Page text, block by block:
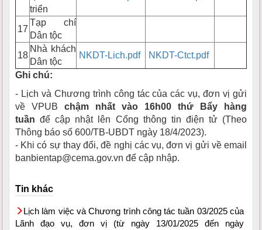
triển
17
Tạp chí
Dân tộc
18
Nhà khách
Dân tộc
NKDT-Lich.pdf
NKDT-Ctct.pdf
Ghi chú:
- Lịch và Chương trình công tác của các vụ, đơn vị gửi
về VPUB chậm nhất vào 16h00 thứ Bẩy hàng
tuần để cập nhật lên Cổng thông tin điện tử (Theo
Thông báo số 600/TB-UBDT ngày 18/4/2023).
- Khi có sự thay đổi, đề nghị các vụ, đơn vị gửi về email
banbientap@cema.gov.vn để cập nhập.
Tin khác
Lịch làm việc và Chương trình công tác tuần 03/2025 của
Lãnh đạo vụ, đơn vị (từ ngày 13/01/2025 đến ngày